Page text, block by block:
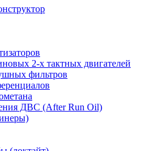
2-х тактных двигателей
фильтров
ДВС (After Run Oil)